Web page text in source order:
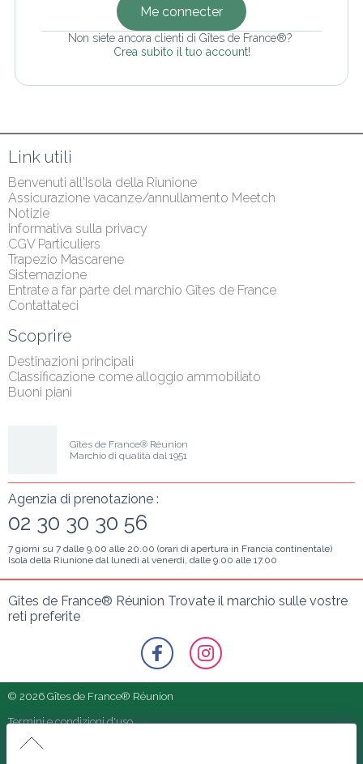
Me connecter
Non siete ancora clienti di Gîtes de France®?
Crea subito il tuo account!
Link utili
Benvenuti all'Isola della Riunione
Assicurazione vacanze/annullamento Meetch
Notizie
Informativa sulla privacy
CGV Particuliers
Trapezio Mascarene
Sistemazione
Entrate a far parte del marchio Gîtes de France
Contattateci
Scoprire
Destinazioni principali
Classificazione come alloggio ammobiliato
Buoni piani
Gîtes de France® Réunion
Marchio di qualità dal 1951
Agenzia di prenotazione :
02 30 30 30 56
7 giorni su 7 dalle 9.00 alle 20.00 (orari di apertura in Francia continentale)
Isola della Riunione dal lunedì al venerdì, dalle 9.00 alle 17.00
Gîtes de France® Réunion Trovate il marchio sulle vostre
reti preferite
© 2026 Gîtes de France® Réunion
Termini e condizioni d'uso
I nostri partner
Le Val'rie